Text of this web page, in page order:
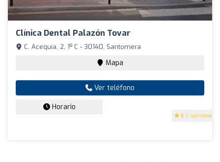
Clínica Dental Palazón Tovar
5 (1 opiniones)
C. Acequia, 2, 1º C - 30140, Santomera
Mapa
Ver teléfono
Horario